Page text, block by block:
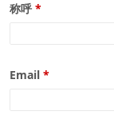
称呼
Email